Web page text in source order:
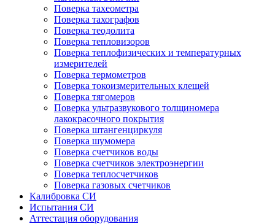
Поверка тахеометра
Поверка тахографов
Поверка теодолита
Поверка тепловизоров
Поверка теплофизических и температурных
измерителей
Поверка термометров
Поверка токоизмерительных клещей
Поверка тягомеров
Поверка ультразвукового толщиномера
лакокрасочного покрытия
Поверка штангенциркуля
Поверка шумомера
Поверка счетчиков воды
Поверка счетчиков электроэнергии
Поверка теплосчетчиков
Поверка газовых счетчиков
Калибровка СИ
Испытания СИ
Аттестация оборудования